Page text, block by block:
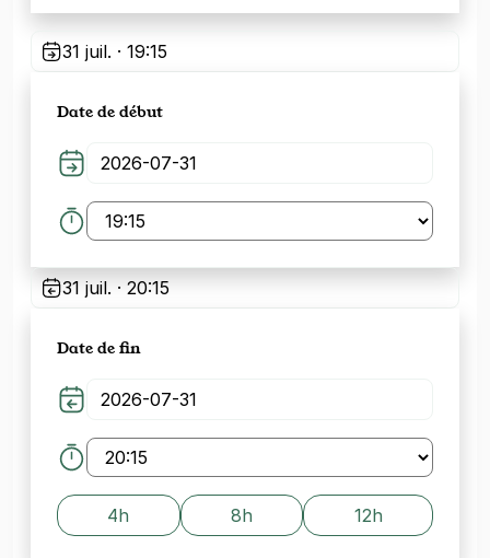
31 juil. · 19:15
Date de début
31 juil. · 20:15
Date de fin
4h 8h 12h